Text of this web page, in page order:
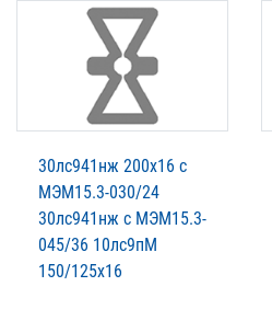
30лс941нж 200х16 с
МЭМ15.3-030/24
30лс941нж с МЭМ15.3-
045/36 10лс9пМ
150/125х16